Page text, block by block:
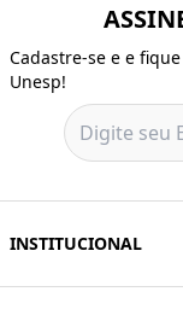
Cadastre-se e e
Unesp!
INSTITUCIONAL